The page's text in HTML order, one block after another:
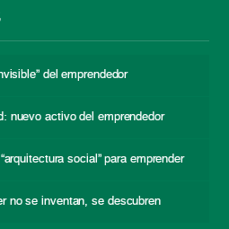
del emprendedor
nuevo activo del emprendedor
social” para emprender
no se inventan, se descubren